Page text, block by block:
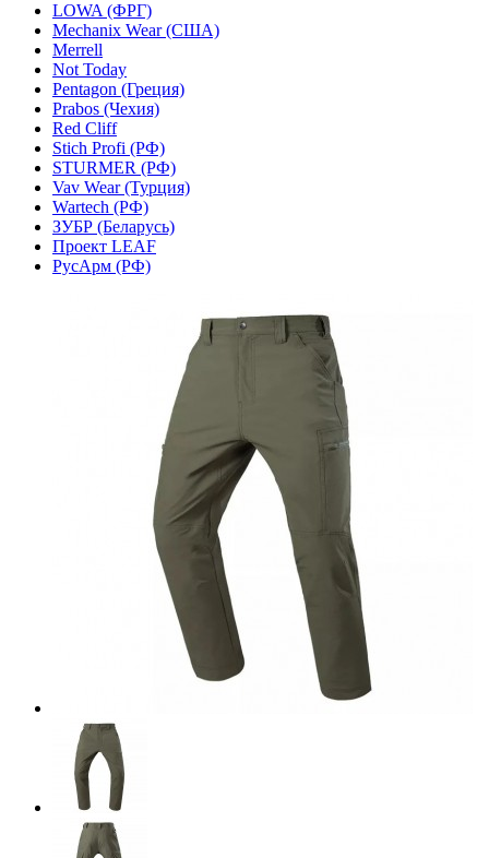
LOWA (ФРГ)
Mechanix Wear (США)
Merrell
Not Today
Pentagon (Греция)
Prabos (Чехия)
Red Cliff
Stich Profi (РФ)
STURMER (РФ)
Vav Wear (Турция)
Wartech (РФ)
ЗУБР (Беларусь)
Проект LEAF
РусАрм (РФ)